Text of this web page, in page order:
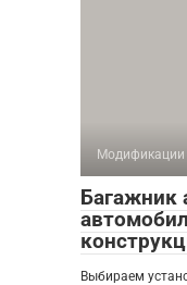
Модификации
Багажник
Выбираем